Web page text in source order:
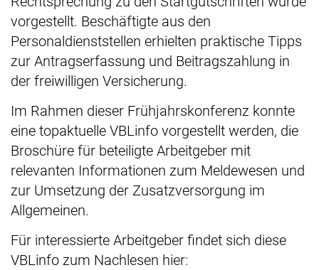
vorgestellt. Beschäftigte aus den
Personaldienststellen erhielten praktische Tipps
zur Antragserfassung und Beitragszahlung in
der freiwilligen Versicherung.
Im Rahmen dieser Frühjahrskonferenz konnte
eine topaktuelle VBLinfo vorgestellt werden, die
Broschüre für beteiligte Arbeitgeber mit
relevanten Informationen zum Meldewesen und
zur Umsetzung der Zusatzversorgung im
Allgemeinen.
Für interessierte Arbeitgeber findet sich diese
VBLinfo zum Nachlesen hier: